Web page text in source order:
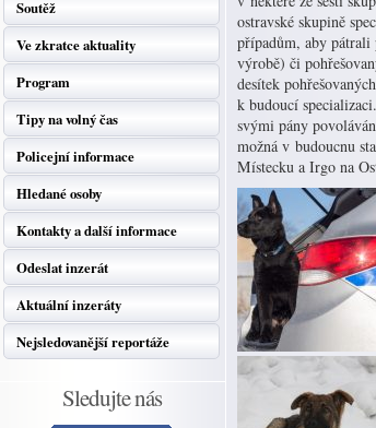
Soutěž
Ve zkratce aktuality
Program
Tipy na volný čas
Policejní informace
Hledané osoby
Kontakty a další informace
Odeslat inzerát
Aktuální inzeráty
Nejsledovanější reportáže
Sledujte nás
ostravské skupině
případům, aby pátrali
výrobě) či
desítek
k budoucí
svými pány
možná v budoucnu
Místecku a Irgo na